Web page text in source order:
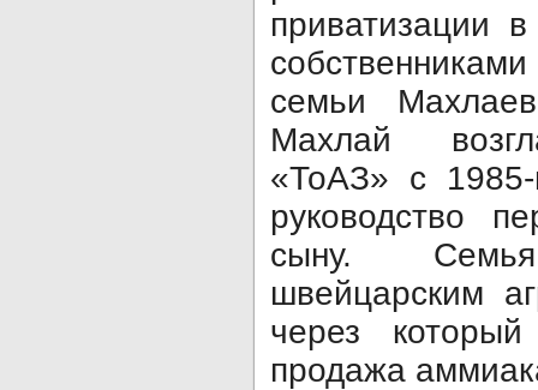
приватизации
семьи
Махлай
«ТоАЗ» с
руководство
сыну.
швейцарским
через
продажа